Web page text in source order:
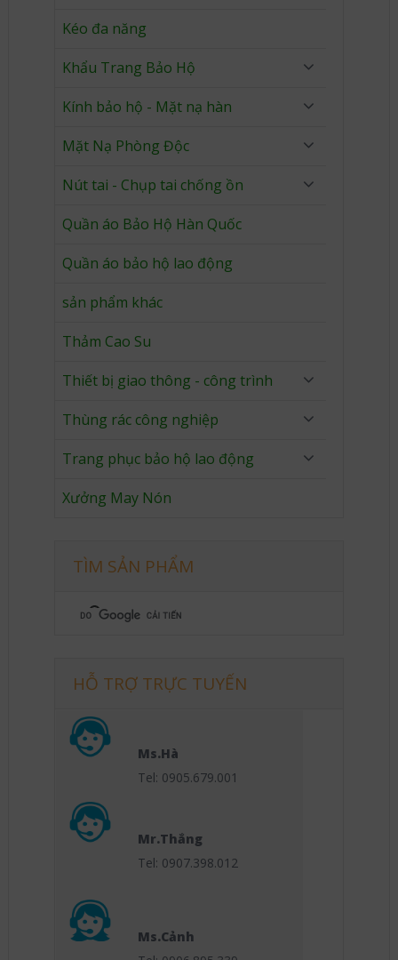
Kéo đa năng
Khẩu Trang Bảo Hộ
Kính bảo hộ - Mặt nạ hàn
Mặt Nạ Phòng Độc
Nút tai - Chụp tai chống ồn
Quần áo Bảo Hộ Hàn Quốc
Quần áo bảo hộ lao động
sản phẩm khác
Thảm Cao Su
Thiết bị giao thông - công trình
Thùng rác công nghiệp
Trang phục bảo hộ lao động
Xưởng May Nón
TÌM SẢN PHẨM
HỖ TRỢ TRỰC TUYẾN
Ms.Hà
Tel: 0905.679.001
Mr.Thắng
Tel: 0907.398.012
Ms.Cảnh